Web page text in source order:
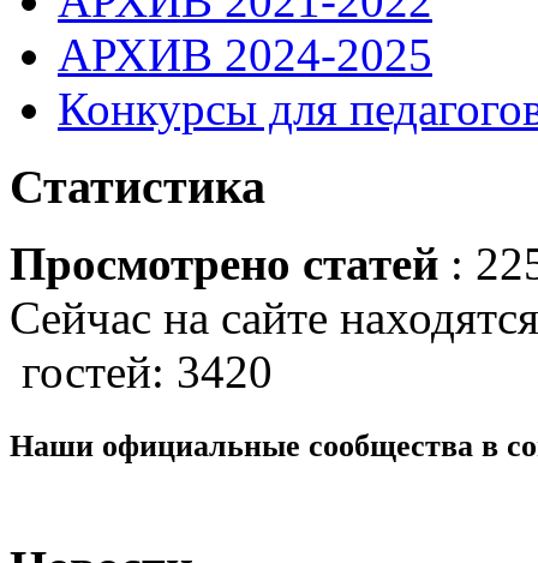
АРХИВ 2024-2025
Конкурсы для
Статистика
Просмотрено статей :
Сейчас на сайте
гостей: 3420
Наши официальные сообщества в